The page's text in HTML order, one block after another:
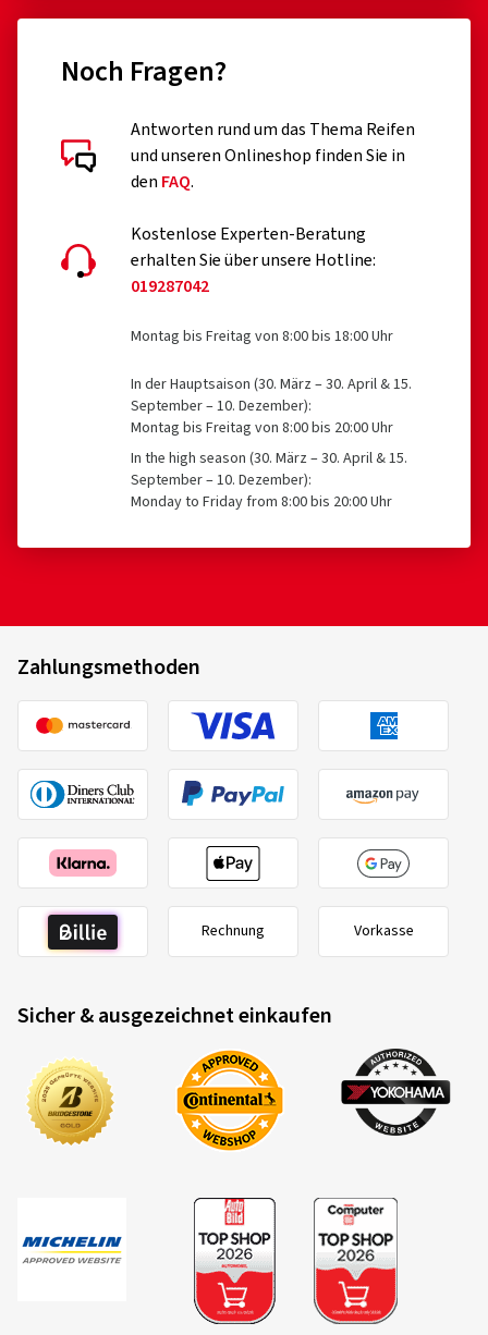
Noch Fragen?
Antworten rund um das Thema Reifen
und unseren Onlineshop finden Sie in
den FAQ.
Kostenlose Experten-Beratung
erhalten Sie über unsere Hotline:
019287042
Montag bis Freitag von 8:00 bis 18:00 Uhr
In der Hauptsaison (30. März – 30. April & 15.
September – 10. Dezember):
Montag bis Freitag von 8:00 bis 20:00 Uhr
In the high season (30. März – 30. April & 15.
September – 10. Dezember):
Monday to Friday from 8:00 bis 20:00 Uhr
Zahlungsmethoden
Rechnung Vorkasse
Sicher & ausgezeichnet einkaufen